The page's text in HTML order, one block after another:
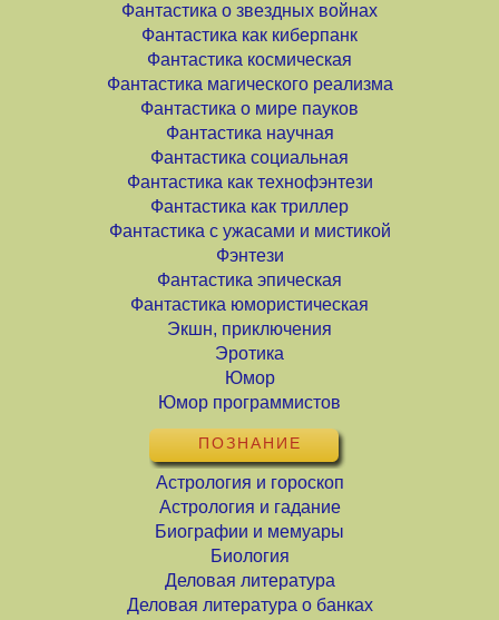
Фантастика о звездных войнах
Фантастика как киберпанк
Фантастика космическая
Фантастика магического реализма
Фантастика о мире пауков
Фантастика научная
Фантастика социальная
Фантастика как технофэнтези
Фантастика как триллер
Фантастика с ужасами и мистикой
Фэнтези
Фантастика эпическая
Фантастика юмористическая
Экшн, приключения
Эротика
Юмор
Юмор программистов
ПОЗНАНИЕ
Астрология и гороскоп
Астрология и гадание
Биографии и мемуары
Биология
Деловая литература
Деловая литература о банках